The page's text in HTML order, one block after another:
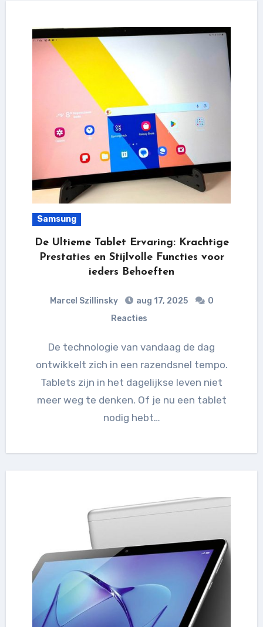
Samsung
De Ultieme Tablet Ervaring: Krachtige
Prestaties en Stijlvolle Functies voor
ieders Behoeften
Marcel Szillinsky aug 17, 2025
0
Reacties
De technologie van vandaag de dag
ontwikkelt zich in een razendsnel tempo.
Tablets zijn in het dagelijkse leven niet
meer weg te denken. Of je nu een tablet
nodig hebt…